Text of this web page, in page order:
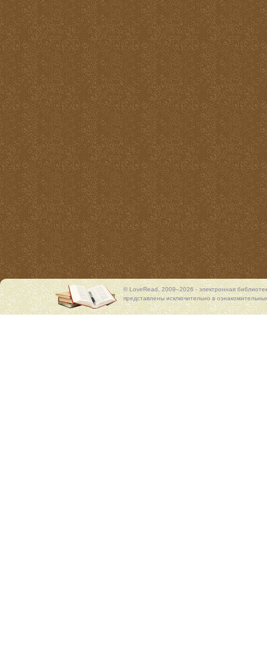
© LoveRead, 2009–2026 - электронная
представлены исключительно в